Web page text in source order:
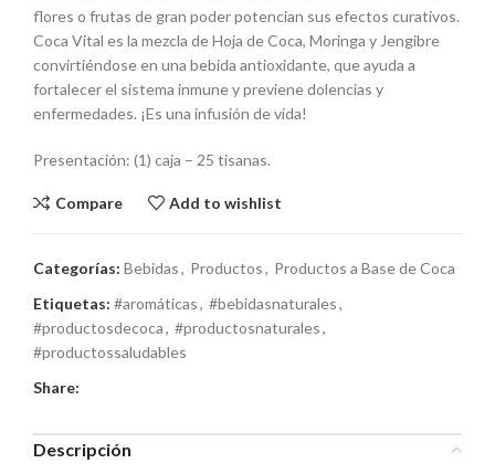
flores o frutas de gran poder potencian sus efectos curativos.
Coca Vital es la mezcla de Hoja de Coca, Moringa y Jengibre
convirtiéndose en una bebida antioxidante, que ayuda a
fortalecer el sistema inmune y previene dolencias y
enfermedades. ¡Es una infusión de vida!
Presentación: (1) caja – 25 tisanas.
Compare Add to wishlist
Categorías: Bebidas, Productos, Productos a Base de Coca
Etiquetas: #aromáticas, #bebidasnaturales,
#productosdecoca, #productosnaturales,
#productossaludables
Share:
Descripción